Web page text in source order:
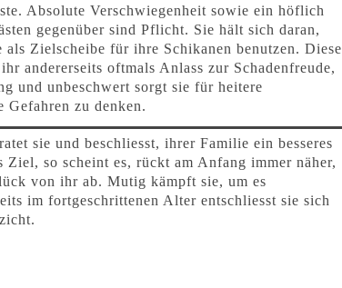
Absolute Verschwiegenheit sowie ein höflich
gegenüber sind Pflicht. Sie hält sich daran,
als Zielscheibe für ihre Schikanen benutzen. Diese
andererseits oftmals Anlass zur Schadenfreude,
und unbeschwert sorgt sie für heitere
Gefahren zu denken.
sie und beschliesst, ihrer Familie ein besseres
Ziel, so scheint es, rückt am Anfang immer näher,
von ihr ab. Mutig kämpft sie, um es
im fortgeschrittenen Alter entschliesst sie sich